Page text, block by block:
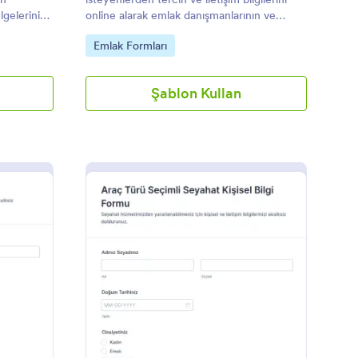
online alarak emlak danışmanlarının ve
firmaların başvuruları düzenli biçimde
yönetmesine yardımcı olur.
Go to Category:
Emlak Formları
Şablon Kullan
Damat Nedeni Formu